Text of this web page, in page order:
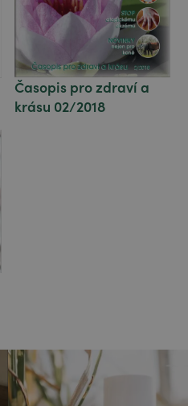
Časopis pro zdraví a
krásu 02/2018